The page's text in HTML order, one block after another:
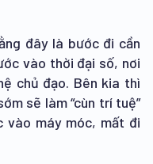
đây là bước đi cần
vào thời đại số, nơi
chủ đạo. Bên kia thì
sẽ làm “cùn trí tuệ”
vào máy móc, mất đi